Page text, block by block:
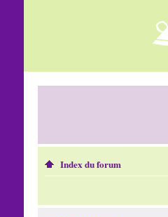
Index du forum